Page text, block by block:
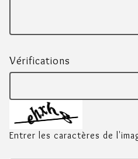
Vérifications
Entrer les caractères de